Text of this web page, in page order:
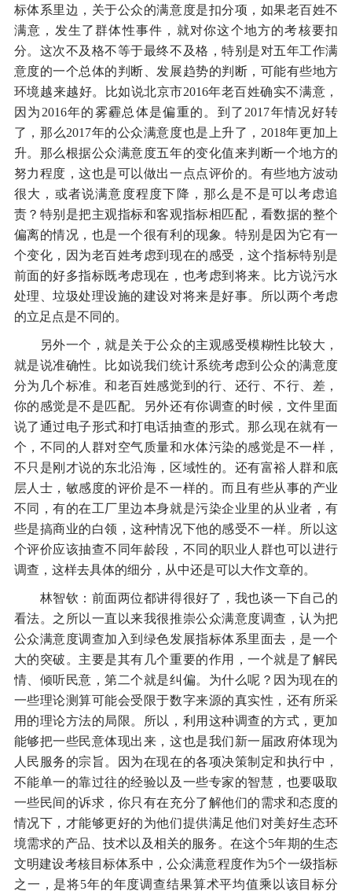
标体系里边，关于公众的满意度是扣分项，如果老百姓不
满意，发生了群体性事件，就对你这个地方的考核要扣
分。这次不及格不等于最终不及格，特别是对五年工作满
意度的一个总体的判断、发展趋势的判断，可能有些地方
环境越来越好。比如说北京市2016年老百姓确实不满意，
因为2016年的雾霾总体是偏重的。到了2017年情况好转
了，那么2017年的公众满意度也是上升了，2018年更加上
升。那么根据公众满意度五年的变化值来判断一个地方的
努力程度，这也是可以做出一点点评价的。有些地方波动
很大，或者说满意度程度下降，那么是不是可以考虑追
责？特别是把主观指标和客观指标相匹配，看数据的整个
偏离的情况，也是一个很有利的现象。特别是因为它有一
个变化，因为老百姓考虑到现在的感受，这个指标特别是
前面的好多指标既考虑现在，也考虑到将来。比方说污水
处理、垃圾处理设施的建设对将来是好事。所以两个考虑
的立足点是不同的。
另外一个，就是关于公众的主观感受模糊性比较大，
就是说准确性。比如说我们统计系统考虑到公众的满意度
分为几个标准。和老百姓感觉到的行、还行、不行、差，
你的感觉是不是匹配。另外还有你调查的时候，文件里面
说了通过电子形式和打电话抽查的形式。那么现在就有一
个，不同的人群对空气质量和水体污染的感觉是不一样，
不只是刚才说的东北沿海，区域性的。还有富裕人群和底
层人士，敏感度的评价是不一样的。而且有些从事的产业
不同，有的在工厂里边本身就是污染企业里的从业者，有
些是搞商业的白领，这种情况下他的感受不一样。所以这
个评价应该抽查不同年龄段，不同的职业人群也可以进行
调查，这样去具体的细分，从中还是可以大作文章的。
林智钦：前面两位都讲得很好了，我也谈一下自己的
看法。之所以一直以来我很推崇公众满意度调查，认为把
公众满意度调查加入到绿色发展指标体系里面去，是一个
大的突破。主要是其有几个重要的作用，一个就是了解民
情、倾听民意，第二个就是纠偏。为什么呢？因为现在的
一些理论测算可能会受限于数字来源的真实性，还有所采
用的理论方法的局限。所以，利用这种调查的方式，更加
能够把一些民意体现出来，这也是我们新一届政府体现为
人民服务的宗旨。因为在现在的各项决策制定和执行中，
不能单一的靠过往的经验以及一些专家的智慧，也要吸取
一些民间的诉求，你只有在充分了解他们的需求和态度的
情况下，才能够更好的为他们提供满足他们对美好生态环
境需求的产品、技术以及相关的服务。在这个5年期的生态
文明建设考核目标体系中，公众满意程度作为5个一级指标
之一，是将5年的年度调查结果算术平均值乘以该目标分